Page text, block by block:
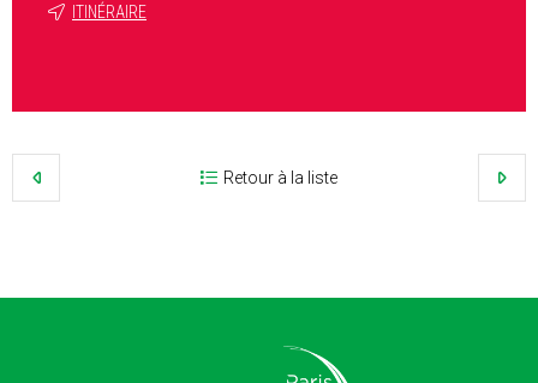
ITINÉRAIRE
Retour à la liste